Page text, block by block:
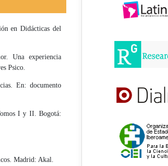
en Didácticas del
Una expe­riencia
Psico.
En: documento
I y II. Bogotá:
Madrid: Akal.